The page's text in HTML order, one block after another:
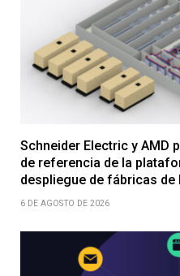
Schneider Electric y AMD
de referencia de la
despliegue de fábricas de
6 DE AGOSTO DE 2026